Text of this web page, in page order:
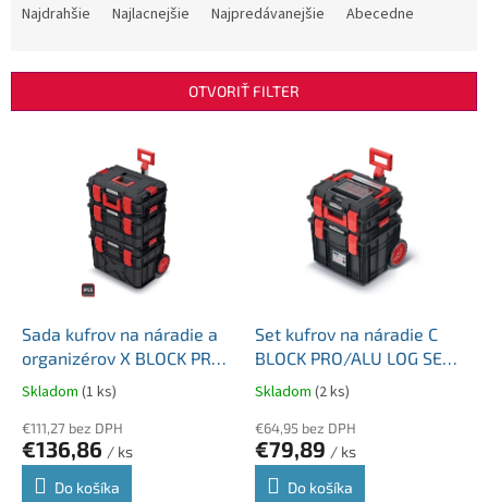
i
Najdrahšie Najlacnejšie Najpredávanejšie Abecedne
OTVORIŤ FILTER
Sada kufrov na náradie a
organizérov X BLOCK PRO
546x380x870 transportné
kolieska KXBS604095-
S411
Skladom (1 ks)
€111,27 bez DPH
€136,86 / ks
Do košíka
Set kufrov na náradie C
BLOCK PRO/ALU LOG SET
čierny 45x38x54,5cm
transportné kolieska
KXCS454055-S411
Skladom (2 ks)
€64,95 bez DPH
€79,89 / ks
Do košíka